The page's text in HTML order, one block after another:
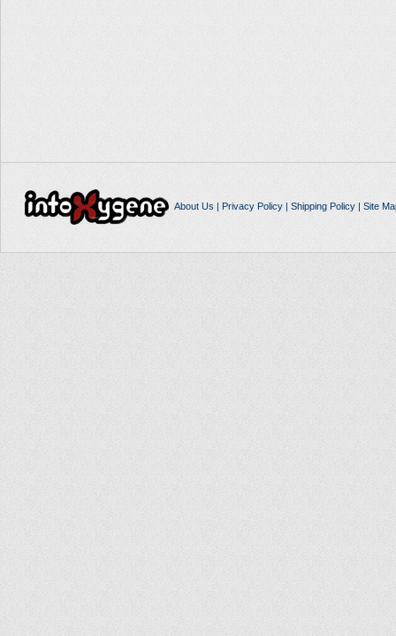
About Us | Privacy Policy| Shipping Policy| Site